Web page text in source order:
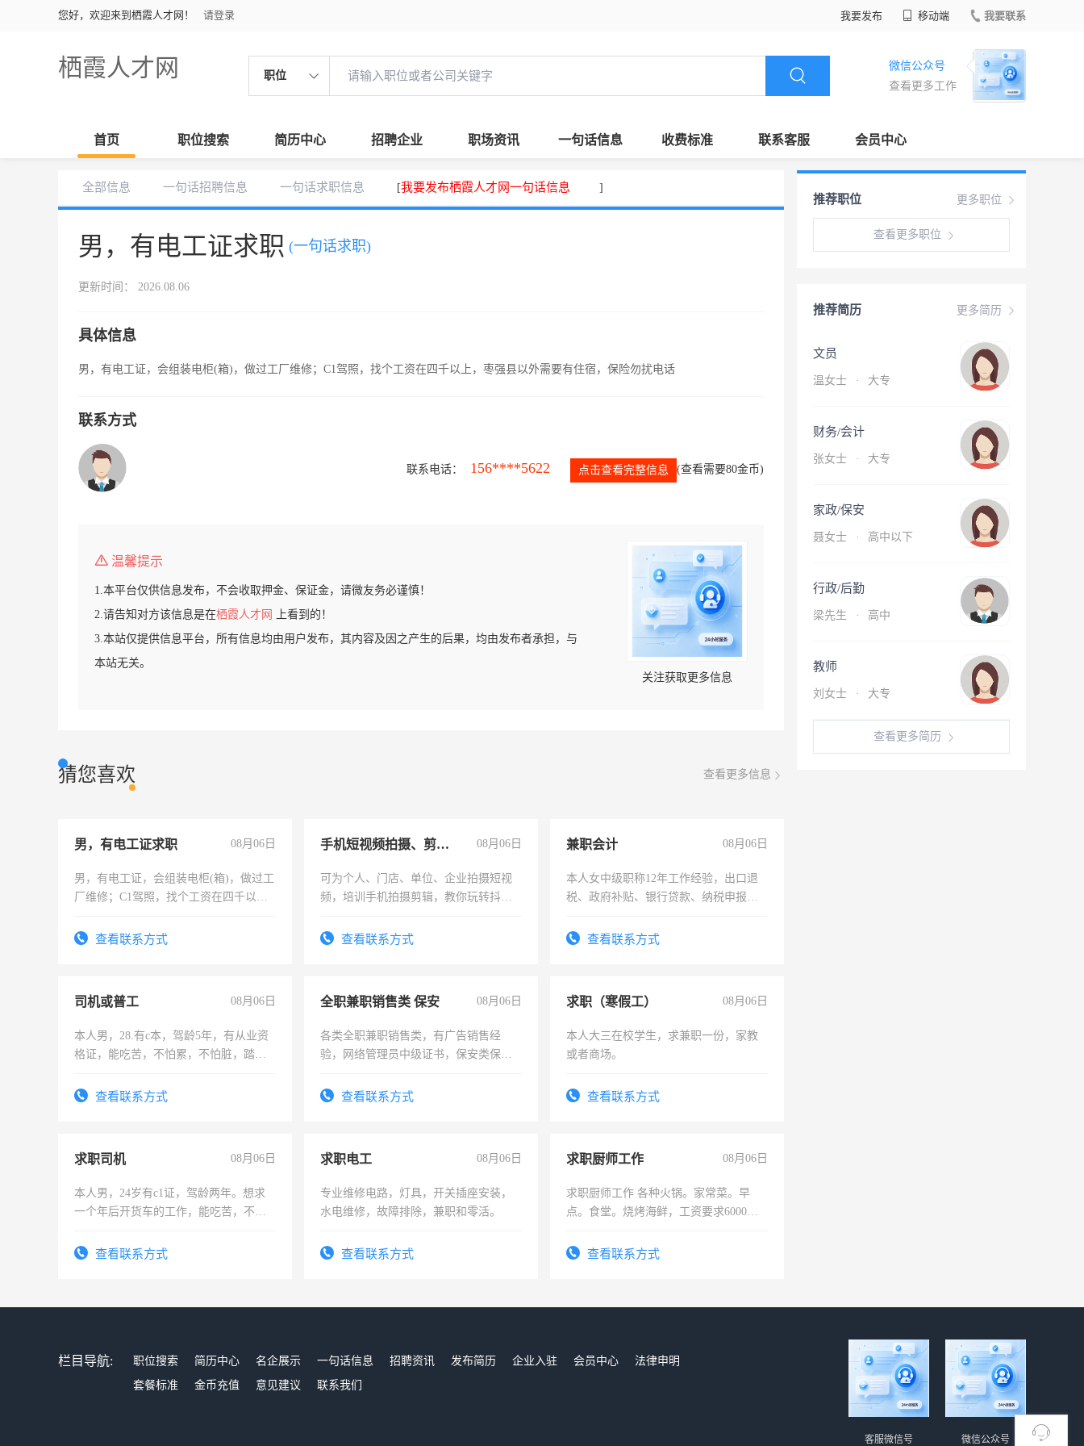
您好，欢迎来到栖霞人才网！ 请登录 我要发布 移动端 我要联系
栖霞人才网 职位
微信公众号
查看更多工作
首页 职位搜索 简历中心 招聘企业 职场资讯 一句话信息 收费标准 联系客服 会员中心
全部信息 一句话招聘信息 一句话求职信息 [我要发布栖霞人才网一句话信息 ]
男，有电工证求职 (一句话求职)
更新时间： 2026.08.06
具体信息
男，有电工证，会组装电柜(箱)，做过工厂维修；C1驾照，找个工资在四千以上，枣强县以外需要有住宿，保险勿扰电话
联系方式
联系电话： 156****5622 点击查看完整信息 (查看需要80金币)
温馨提示
1.本平台仅供信息发布，不会收取押金、保证金，请微友务必谨慎！
2.请告知对方该信息是在栖霞人才网
上看到的！
3.本站仅提供信息平台，所有信息均由用户发布，其内容及因之产生的后果，均由发布者承担，与
本站无关。
关注获取更多信息
猜您喜欢 查看更多信息
男，有电工证求职 08月06日
男，有电工证，会组装电柜(箱)，做过工
厂维修；C1驾照，找个工资在四千以
电话查看联系方式
手机短视频拍摄、剪辑、抖音快手 08月06日
可为个人、门店、单位、企业拍摄短视
频，培训手机拍摄剪辑，教你玩转抖音
频，培训手机拍摄剪辑，教你玩转抖
查看联系方式
兼职会计 08月06日
本人女中级职称12年工作经验，出口退
税、政府补贴、银行贷款、纳税申报、
务，财务咨询等业务。欲求兼职会计工
查看联系方式
司机或普工 08月06日
本人男，28.有c本，驾龄5年，有从业资
格证，能吃苦，不怕累，不怕脏，踏
查看联系方式
全职兼职销售类 保安 08月06日
各类全职兼职销售类，有广告销售经
验，网络管理员中级证书，保安类保安
有高低压电工证和十几年工作经验
查看联系方式
求职（寒假工） 08月06日
本人大三在校学生，求兼职一份，家教
或者商场。
查看联系方式
求职司机 08月06日
本人男，24岁有c1证，驾龄两年。想求
一个年后开货车的工作，能吃苦，不怕
查看联系方式
求职电工 08月06日
专业维修电路，灯具，开关插座安装，
水电维修，故障排除，兼职和零活。
查看联系方式
求职厨师工作 08月06日
求职厨师工作 各种火锅。家常菜。早
点。食堂。烧烤海鲜，工资要求6000以
查看联系方式
更多职位
推荐职位
查看更多职位
更多简历
推荐简历
文员
温女士 · 大专
财务/会计
张女士 · 大专
家政/保安
聂女士 · 高中以下
行政/后勤
梁先生 · 高中
教师
刘女士 · 大专
查看更多简历
栏目导航: 职位搜索 简历中心 名企展示 一句话信息 招聘资讯 发布简历 企业入驻 会员中心
法律申明
套餐标准
金币充值 意见建议 联系我们
微信公众号
客服微信号